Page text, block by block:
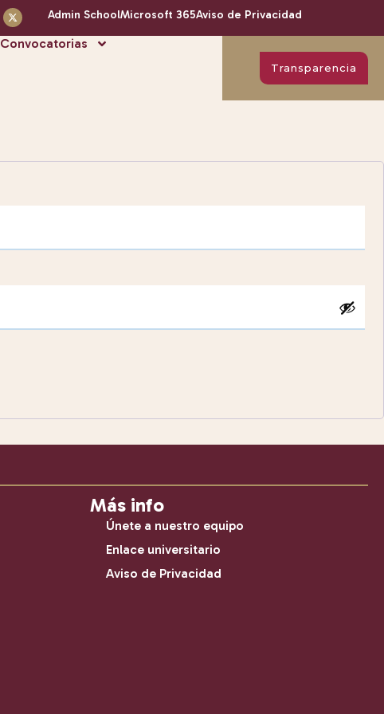
Admin SchoolMicrosoft 365Aviso de Privacidad
Convocatorias
Transparencia
Más info
Únete a nuestro equipo
Enlace universitario
Aviso de Privacidad